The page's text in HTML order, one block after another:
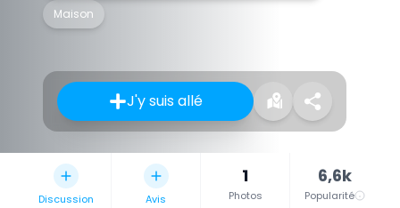
Maison
J'y suis allé
Discussion Avis
1
Photos
6,6k
Popularité